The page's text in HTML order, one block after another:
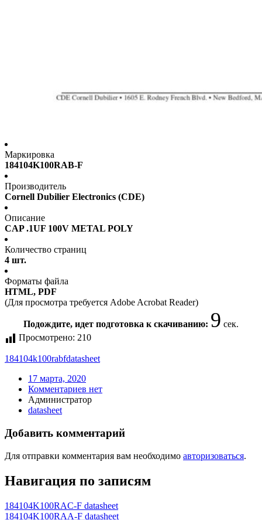
Маркировка
184104K100RAB-F
Производитель
Cornell Dubilier Electronics (CDE)
Описание
CAP .1UF 100V METAL POLY
Количество страниц
4 шт.
Форматы файла
HTML, PDF
(Для просмотра требуется Adobe Acrobat Reader)
Подождите, идет подготовка к скачиванию: 9 сек.
Просмотрено: 210
184104k100rabfdatasheet
17 марта, 2020
Комментариев нет
Администратор
datasheet
Добавить комментарий
Для отправки комментария вам необходимо авторизоваться.
Навигация по записям
184104K100RAC-F datasheet
184104K100RAA-F datasheet